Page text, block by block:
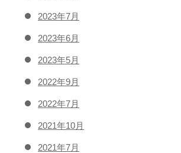
2023年7月
2023年6月
2023年5月
2022年9月
2022年7月
2021年10月
2021年7月